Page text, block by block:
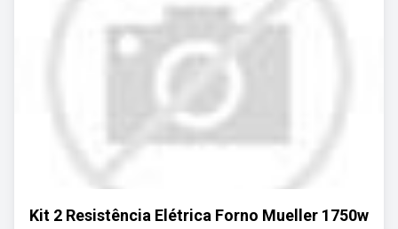
Kit 2 Resistência Elétrica Forno Mueller 1750w